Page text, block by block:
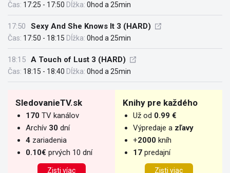
Čas: 17:25 - 17:50 Dĺžka: 0hod a 25min
17:50 Sexy And She Knows It 3 (HARD)
Čas: 17:50 - 18:15 Dĺžka: 0hod a 25min
18:15 A Touch of Lust 3 (HARD)
Čas: 18:15 - 18:40 Dĺžka: 0hod a 25min
SledovanieTV.sk
170 TV kanálov
Archív 30 dní
4 zariadenia
0.10€ prvých 10 dní
Zisti víac
Knihy pre každého
Už od 0.99 €
Výpredaje a zľavy
+2000 kníh
17 predajní
Zisti viac